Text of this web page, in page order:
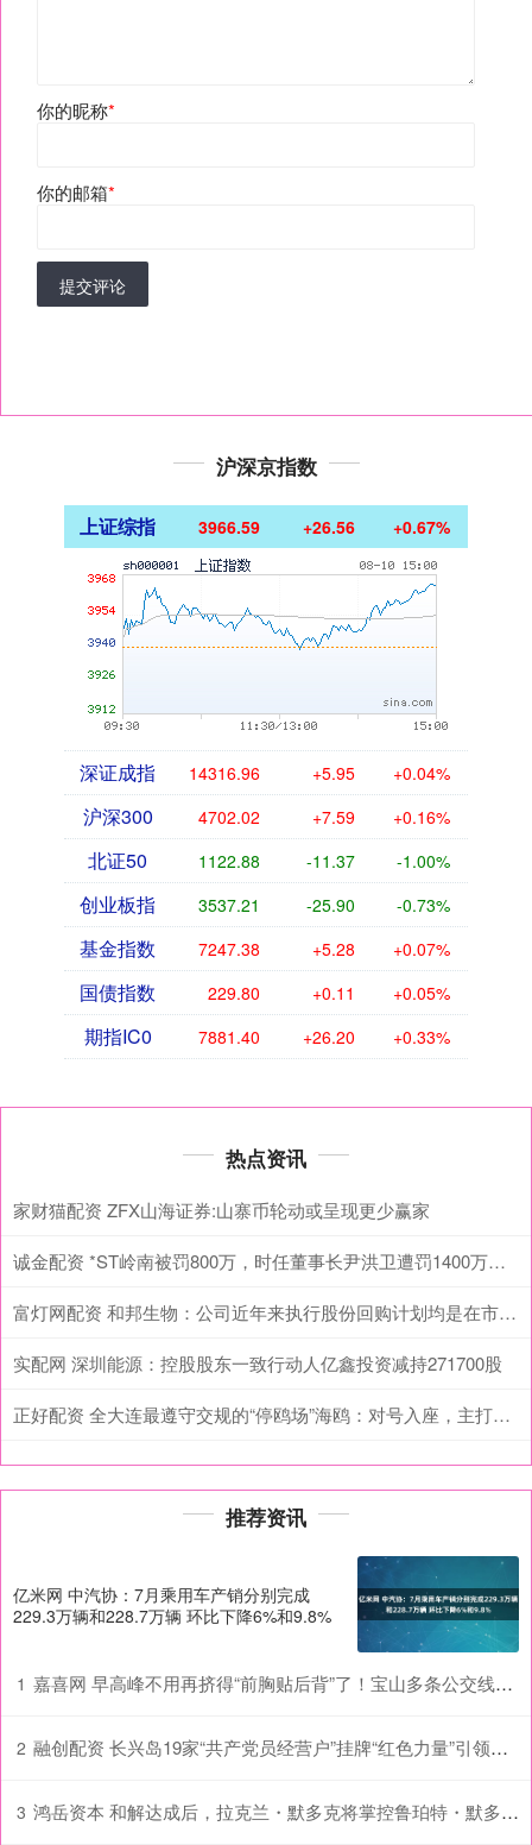
你的昵称*
你的邮箱*
提交评论
沪深京指数
上证综指 3966.59 +26.56 +0.67%
深证成指 14316.96 +5.95 +0.04%
沪深300 4702.02 +7.59 +0.16%
北证50 1122.88 -11.37 -1.00%
创业板指 3537.21 -25.90 -0.73%
基金指数 7247.38 +5.28 +0.07%
国债指数 229.80 +0.11 +0.05%
期指IC0 7881.40 +26.20 +0.33%
热点资讯
家财猫配资 ZFX山海证券:山寨币轮动或呈现更少赢家
诚金配资 *ST岭南被罚800万，时任董事长尹洪卫遭罚1400万、10年市场禁入
富灯网配资 和邦生物：公司近年来执行股份回购计划均是在市场波动较大，公司估值被低估的前提下实施
实配网 深圳能源：控股股东一致行动人亿鑫投资减持271700股
正好配资 全大连最遵守交规的“停鸥场”海鸥：对号入座，主打一个整整齐齐
推荐资讯
亿米网 中汽协：7月乘用车产销分别完成
229.3万辆和228.7万辆 环比下降6%和9.8%
1 嘉喜网 早高峰不用再挤得“前胸贴后背”了！宝山多条公交线路增加运能配置
2 融创配资 长兴岛19家“共产党员经营户”挂牌“红色力量”引领餐饮诚信新风
3 鸿岳资本 和解达成后，拉克兰・默多克将掌控鲁珀特・默多克的媒体帝国